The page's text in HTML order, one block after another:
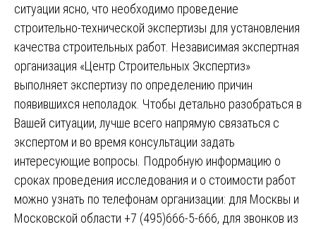
ситуации ясно, что необходимо проведение
строительно-технической экспертизы для установления
качества строительных работ. Независимая экспертная
организация «Центр Строительных Экспертиз»
выполняет экспертизу по определению причин
появившихся неполадок. Чтобы детально разобраться в
Вашей ситуации, лучше всего напрямую связаться с
экспертом и во время консультации задать
интересующие вопросы. Подробную информацию о
сроках проведения исследования и о стоимости работ
можно узнать по телефонам организации: для Москвы и
Московской области +7 (495)666-5-666, для звонков из